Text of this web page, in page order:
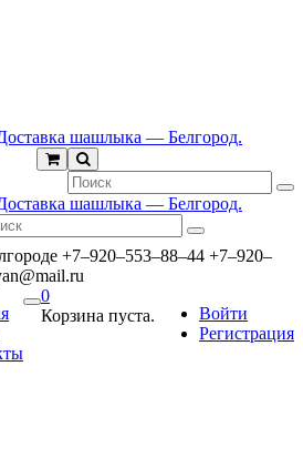
+7‒920‒553‒88‒44 +7‒920‒
Войти
Регистрация
0
Корзина пуста.